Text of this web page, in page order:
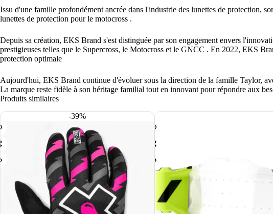
Issu d'une famille profondément ancrée dans l'industrie des lunettes de protection,
lunettes de protection pour le motocross .
Depuis sa création, EKS Brand s'est distinguée par son engagement envers
prestigieuses telles que le Supercross, le Motocross et le GNCC . En 2022, EKS
protection optimale
Aujourd'hui, EKS Brand continue d'évoluer sous la direction de la famille Taylor,
La marque reste fidèle à son héritage familial tout en innovant pour répondre aux
Produits similaires
-39%